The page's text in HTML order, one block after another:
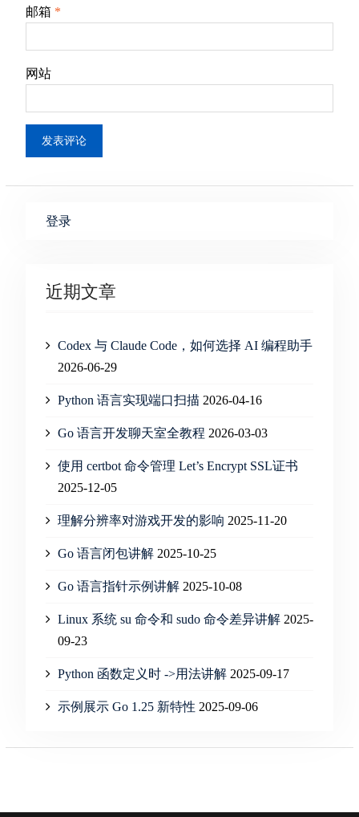
邮箱 *
网站
登录
近期文章
Codex 与 Claude Code，如何选择 AI 编程助手
2026-06-29
Python 语言实现端口扫描 2026-04-16
Go 语言开发聊天室全教程 2026-03-03
使用 certbot 命令管理 Let’s Encrypt SSL证书
2025-12-05
理解分辨率对游戏开发的影响 2025-11-20
Go 语言闭包讲解 2025-10-25
Go 语言指针示例讲解 2025-10-08
Linux 系统 su 命令和 sudo 命令差异讲解 2025-
09-23
Python 函数定义时 ->用法讲解 2025-09-17
示例展示 Go 1.25 新特性 2025-09-06